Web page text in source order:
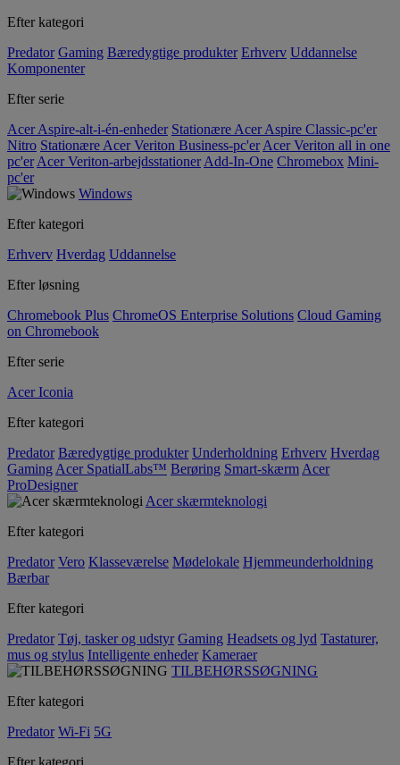
Efter kategori
Predator Gaming Bæredygtige produkter Erhverv Uddannelse
Komponenter
Efter serie
Acer Aspire-alt-i-én-enheder Stationære Acer Aspire Classic-pc'er
Nitro Stationære Acer Veriton Business-pc'er Acer Veriton all in one
pc'er Acer Veriton-arbejdsstationer Add-In-One Chromebox Mini-
pc'er
Windows
Efter kategori
Erhverv Hverdag Uddannelse
Efter løsning
Chromebook Plus ChromeOS Enterprise Solutions Cloud Gaming
on Chromebook
Efter serie
Acer Iconia
Efter kategori
Predator Bæredygtige produkter Underholdning Erhverv Hverdag
Gaming Acer SpatialLabs™ Berøring Smart-skærm Acer
ProDesigner
Acer skærmteknologi
Efter kategori
Predator Vero Klasseværelse Mødelokale Hjemmeunderholdning
Bærbar
Efter kategori
Predator Tøj, tasker og udstyr Gaming Headsets og lyd Tastaturer,
mus og stylus Intelligente enheder Kameraer
TILBEHØRSSØGNING
Efter kategori
Predator Wi-Fi 5G
Efter kategori